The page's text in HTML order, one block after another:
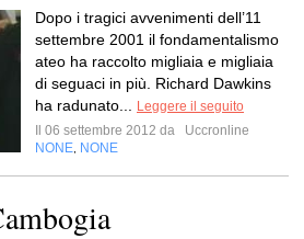
Dopo i tragici avvenimenti dell’11
settembre 2001 il fondamentalismo
ateo ha raccolto migliaia e migliaia
di seguaci in più. Richard Dawkins
ha radunato...
Leggere il seguito
Il 06 settembre 2012 da
Uccronline
NONE NONE